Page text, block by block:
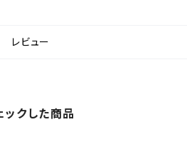
レビュー
ックした商品